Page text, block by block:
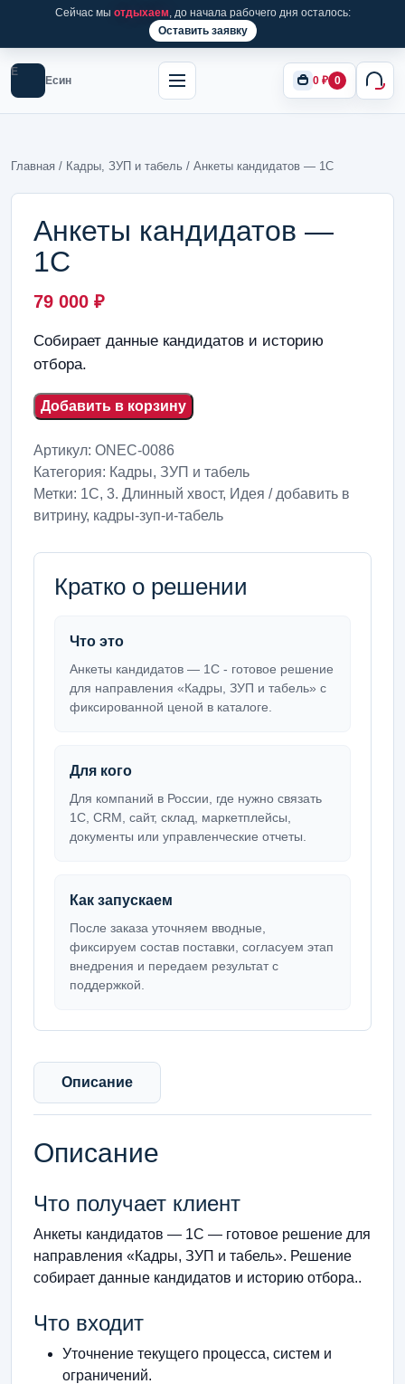
Сейчас мы отдыхаем, до начала рабочего дня осталось:
Оставить заявку
Е
Есин 0 ₽ 0
Главная / Кадры, ЗУП и табель / Анкеты кандидатов — 1С
Анкеты кандидатов —
1С
79 000 ₽
Собирает данные кандидатов и историю
отбора.
Добавить в корзину
Артикул: ONEC-0086
Категория: Кадры, ЗУП и табель
Метки: 1С, 3. Длинный хвост, Идея / добавить в
витрину, кадры-зуп-и-табель
Кратко о решении
Что это
Анкеты кандидатов — 1С - готовое решение
для направления «Кадры, ЗУП и табель» с
фиксированной ценой в каталоге.
Для кого
Для компаний в России, где нужно связать
1С, CRM, сайт, склад, маркетплейсы,
документы или управленческие отчеты.
Как запускаем
После заказа уточняем вводные,
фиксируем состав поставки, согласуем этап
внедрения и передаем результат с
поддержкой.
Описание
Описание
Что получает клиент
Анкеты кандидатов — 1С — готовое решение для
направления «Кадры, ЗУП и табель». Решение
собирает данные кандидатов и историю отбора..
Что входит
Уточнение текущего процесса, систем и
ограничений.